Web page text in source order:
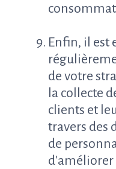
Enfin, il est
de votre
la collecte
clients et
travers des
de
d'améliorer